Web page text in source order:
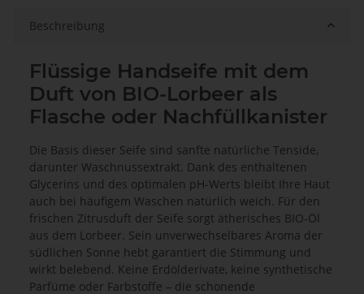
Beschreibung
Flüssige Handseife mit dem
Duft von BIO-Lorbeer als
Flasche oder Nachfüllkanister
Die Basis dieser Seife sind sanfte natürliche Tenside,
darunter Waschnussextrakt. Dank des enthaltenen
Glycerins und des optimalen pH-Werts bleibt Ihre Haut
auch bei häufigem Waschen natürlich weich. Für den
frischen Zitrusduft der Seife sorgt ätherisches BIO-Öl
aus dem Lorbeer. Sein unverwechselbares Aroma der
südlichen Sonne hebt garantiert die Stimmung und
wirkt belebend. Keine Erdölderivate, keine synthetische
Parfüme oder Farbstoffe – die schonende